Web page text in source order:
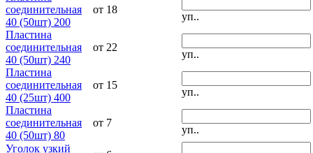
соединительная
40 (50шт) 200
от 18
уп..
Пластина
соединительная
40 (50шт) 240
от 22
уп..
Пластина
соединительная
40 (25шт) 400
от 15
уп..
Пластина
соединительная
40 (50шт) 80
от 7
уп..
Уголок узкий